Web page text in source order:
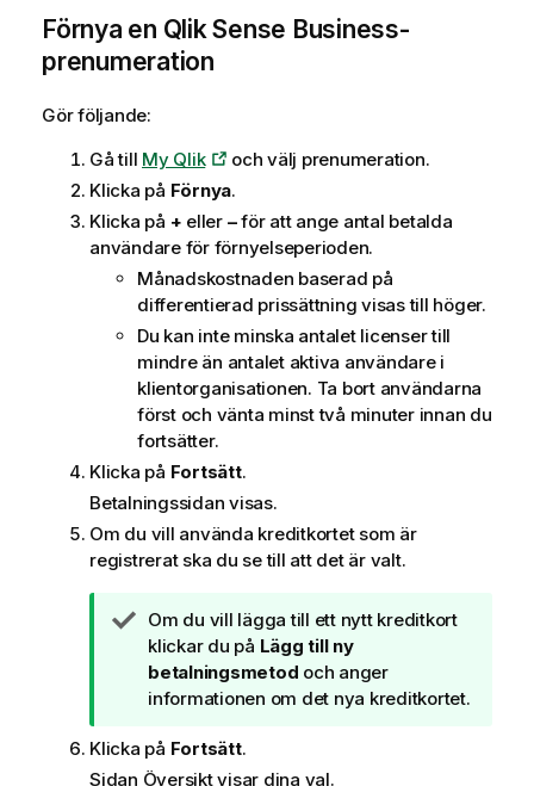
o
r
a
i
o
n
Förnya en Qlik Sense Business-
prenumeration
Gör följande:
Gå till My Qlik
och välj prenumeration.
Klicka på Förnya.
Klicka på + eller –för att ange antal betalda
användare för förnyelseperioden.
Månadskostnaden baserad på
differentierad prissättning visas till höger.
Du kan inte minska antalet licenser till
mindre än antalet aktiva användare i
klientorganisationen. Ta bort användarna
först och vänta minst två minuter innan du
fortsätter.
Klicka på Fortsätt.
Betalningssidan visas.
Om du vill använda kreditkortet som är
registrerat ska du se till att det är valt.
A
n
t
e
k
n
Om du vill lägga till ett nytt kreditkort
klickar du på Lägg till ny
betalningsmetod och anger
informationen om det nya kreditkortet.
Klicka på Fortsätt.
Sidan Översikt visar dina val.